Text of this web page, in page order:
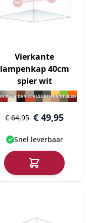
Vierkante
lampenkap 40cm
spier wit
€ 49,95
€ 64,95
Snel leverbaar